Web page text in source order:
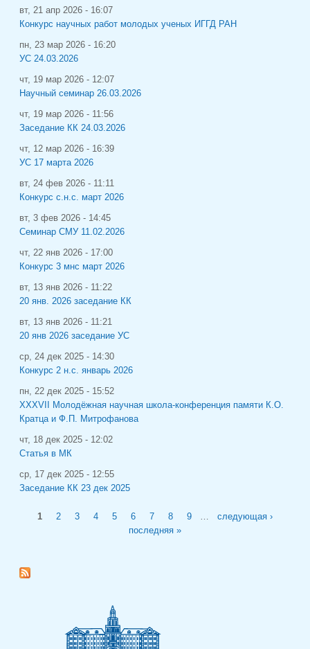
вт, 21 апр 2026 - 16:07
Конкурс научных работ молодых ученых ИГГД РАН
пн, 23 мар 2026 - 16:20
УС 24.03.2026
чт, 19 мар 2026 - 12:07
Научный семинар 26.03.2026
чт, 19 мар 2026 - 11:56
Заседание КК 24.03.2026
чт, 12 мар 2026 - 16:39
УС 17 марта 2026
вт, 24 фев 2026 - 11:11
Конкурс с.н.с. март 2026
вт, 3 фев 2026 - 14:45
Семинар СМУ 11.02.2026
чт, 22 янв 2026 - 17:00
Конкурс 3 мнс март 2026
вт, 13 янв 2026 - 11:22
20 янв. 2026 заседание КК
вт, 13 янв 2026 - 11:21
20 янв 2026 заседание УС
ср, 24 дек 2025 - 14:30
Конкурс 2 н.с. январь 2026
пн, 22 дек 2025 - 15:52
XXXVII Молодёжная научная школа-конференция памяти К.О.
Кратца и Ф.П. Митрофанова
чт, 18 дек 2025 - 12:02
Статья в МК
ср, 17 дек 2025 - 12:55
Заседание КК 23 дек 2025
Страницы
1 2 3 4 5 6 7 8 9
следующая ›
последняя »